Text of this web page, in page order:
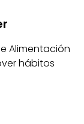
Alimentación
hábitos